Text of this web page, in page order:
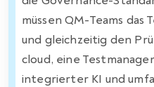
müssen QM-Teams das
und gleichzeitig den
cloud, eine
integrierter KI und